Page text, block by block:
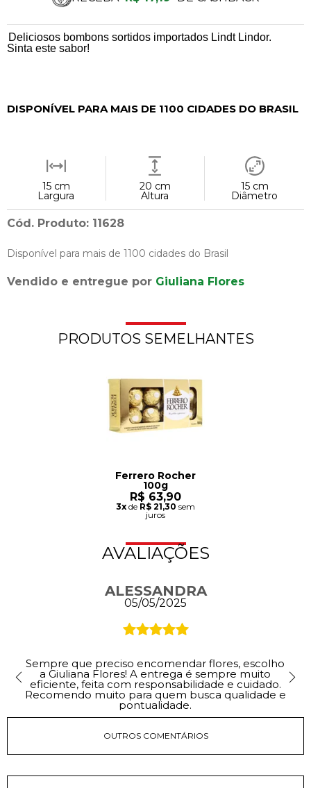
Deliciosos bombons sortidos importados Lindt Lindor.
Sinta este sabor!
DISPONÍVEL PARA MAIS DE 1100 CIDADES DO BRASIL
15 cm
Largura
20 cm
Altura
15 cm
Diâmetro
Cód. Produto: 11628
Disponível para mais de 1100 cidades do Brasil
Vendido e entregue por Giuliana Flores
PRODUTOS SEMELHANTES
Ferrero Rocher
100g
R$ 63,90
3xde R$ 21,30 sem
juros
AVALIAÇÕES
ALESSANDRA
05/05/2025
Sempre que preciso encomendar flores, escolho
a Giuliana Flores! A entrega é sempre muito
eficiente, feita com responsabilidade e cuidado.
Recomendo muito para quem busca qualidade e
pontualidade.
OUTROS COMENTÁRIOS